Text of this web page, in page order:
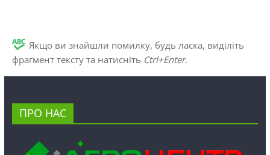
Якщо ви знайшли помилку, будь ласка, виділіть
фрагмент тексту та натисніть Ctrl+Enter.
ПРО НАС